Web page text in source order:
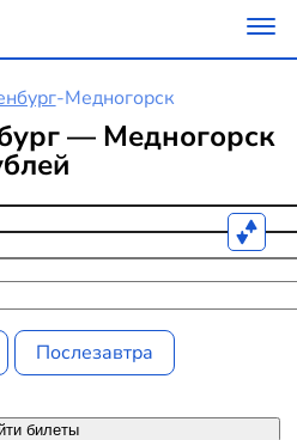
-Медногорск
— Медногорск
Послезавтра
билеты